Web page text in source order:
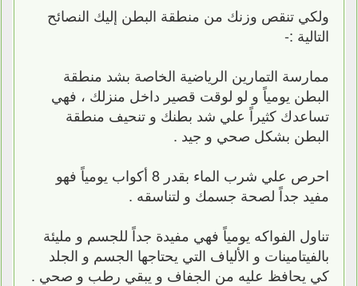
ولكي تنقص وزنك من منطقة البطن إليك النصائح
التالية :-
ممارسة التمارين الرياضية الخاصة بشد منطقة
البطن يومياً و لو لوقت قصير داخل منزلك ، فهي
تساعدك كثيراً علي شد بطنك و تنحيف منطقة
البطن بشكل صحي و جيد .
احرص علي شرب الماء بقدر 8 أكواب يومياً فهو
مفيد جداً لصحة جسمك و لتناسقه .
تناول الفواكه يومياً فهي مفيدة جداً للجسم و مليئة
بالفيتامينات و الألياف التي يحتاجها الجسم و الجلد
كي يحافظ عليه من الجفاف و يبقي رطب و صحي .